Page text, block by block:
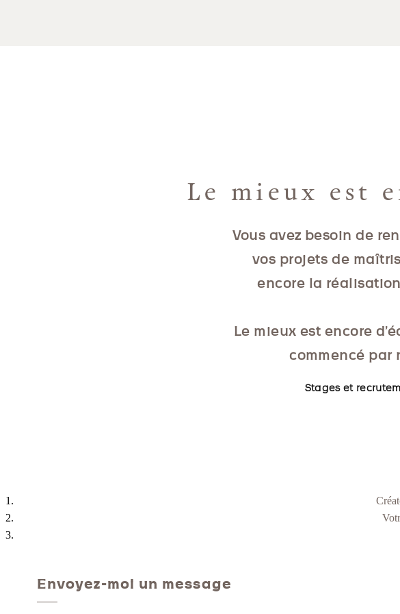
Le mieux est
Vous avez besoin de
vos projets de
encore la
Le mieux est encore
commencé par
Stages et
Envoyez-moi un message